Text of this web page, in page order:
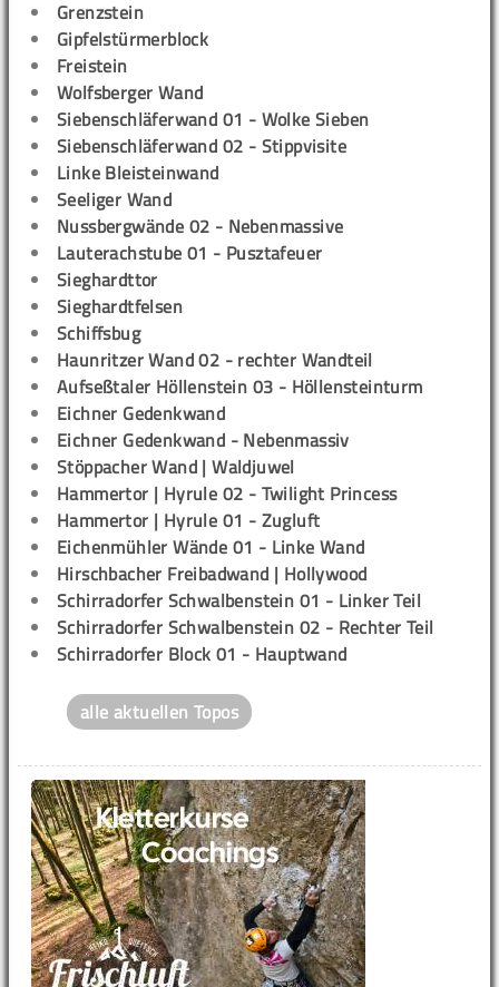
Grenzstein
Gipfelstürmerblock
Freistein
Wolfsberger Wand
Siebenschläferwand 01 - Wolke Sieben
Siebenschläferwand 02 - Stippvisite
Linke Bleisteinwand
Seeliger Wand
Nussbergwände 02 - Nebenmassive
Lauterachstube 01 - Pusztafeuer
Sieghardttor
Sieghardtfelsen
Schiffsbug
Haunritzer Wand 02 - rechter Wandteil
Aufseßtaler Höllenstein 03 - Höllensteinturm
Eichner Gedenkwand
Eichner Gedenkwand - Nebenmassiv
Stöppacher Wand | Waldjuwel
Hammertor | Hyrule 02 - Twilight Princess
Hammertor | Hyrule 01 - Zugluft
Eichenmühler Wände 01 - Linke Wand
Hirschbacher Freibadwand | Hollywood
Schirradorfer Schwalbenstein 01 - Linker Teil
Schirradorfer Schwalbenstein 02 - Rechter Teil
Schirradorfer Block 01 - Hauptwand
alle aktuellen Topos